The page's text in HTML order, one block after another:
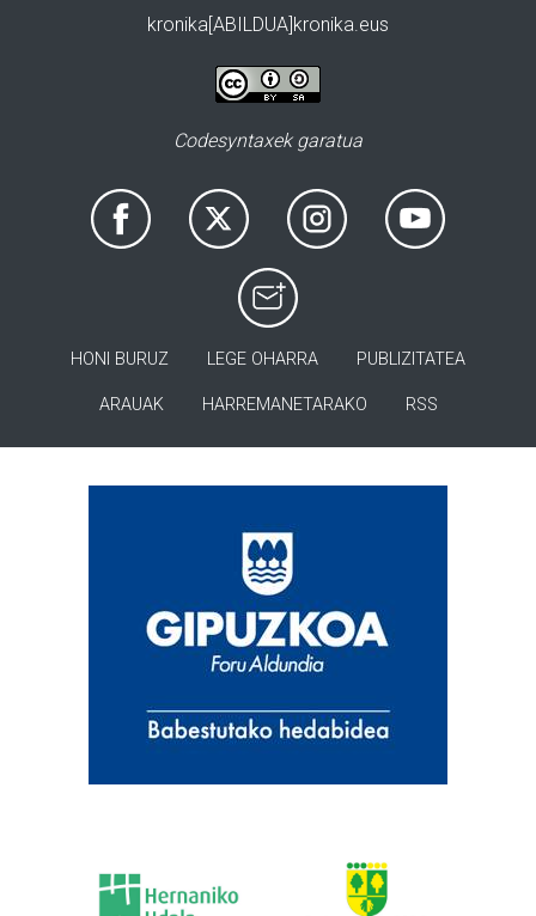
kronika[ABILDUA]kronika.eus
Codesyntaxek garatua
HONI BURUZ LEGE OHARRA PUBLIZITATEA
ARAUAK HARREMANETARAKO RSS